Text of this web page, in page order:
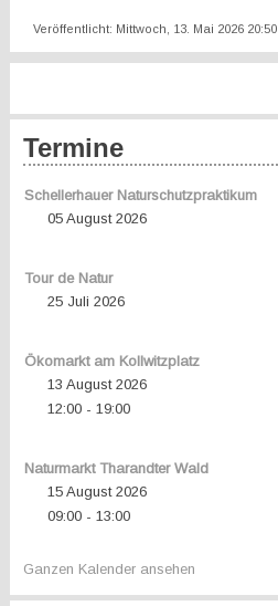
Veröffentlicht: Mittwoch, 13. Mai 2026 20:50
Termine
Schellerhauer Naturschutzpraktikum
05 August 2026
Tour de Natur
25 Juli 2026
Ökomarkt am Kollwitzplatz
13 August 2026
12:00- 19:00
Naturmarkt Tharandter Wald
15 August 2026
09:00- 13:00
Ganzen Kalender ansehen